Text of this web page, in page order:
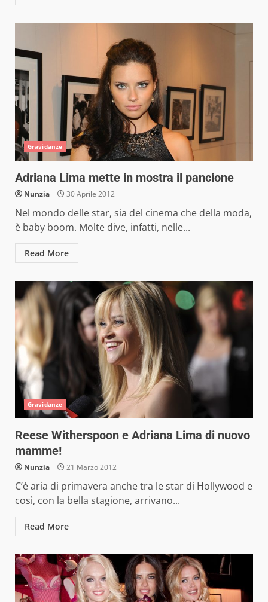
Gravidanze
Adriana Lima mette in mostra il pancione
Nunzia 30 Aprile 2012
Nel mondo delle star, sia del cinema che della moda,
è baby boom. Molte dive, infatti, nelle...
Read More
Gravidanze
Reese Witherspoon e Adriana Lima di nuovo
mamme!
Nunzia 21 Marzo 2012
C’è aria di primavera anche tra le star di Hollywood e
così, con la bella stagione, arrivano...
Read More